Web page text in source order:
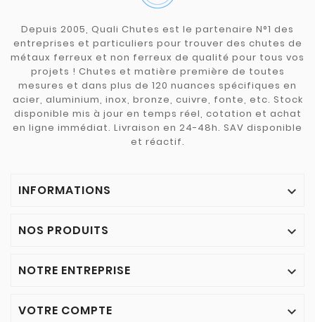
Depuis 2005, Quali Chutes est le partenaire N°1 des
entreprises et particuliers pour trouver des chutes de
métaux ferreux et non ferreux de qualité pour tous vos
projets ! Chutes et matière première de toutes
mesures et dans plus de 120 nuances spécifiques en
acier, aluminium, inox, bronze, cuivre, fonte, etc. Stock
disponible mis à jour en temps réel, cotation et achat
en ligne immédiat. Livraison en 24-48h. SAV disponible
et réactif.
INFORMATIONS 
NOS PRODUITS 
NOTRE ENTREPRISE 
VOTRE COMPTE 